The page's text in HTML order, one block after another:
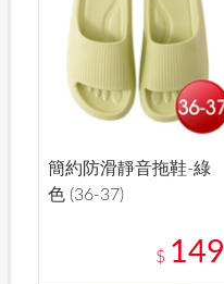
簡約防滑靜音拖鞋-綠
色 (36-37)
$ 149